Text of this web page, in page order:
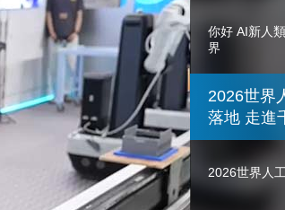
足 國際足球 網球 綜合體育 亞冬會
健康 樂齡 閱讀
你好 AI新人
界
2026世界人
千行百業
2026世界